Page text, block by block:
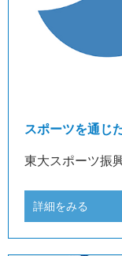
スポーツを通じ
東大スポーツ振
詳細をみる